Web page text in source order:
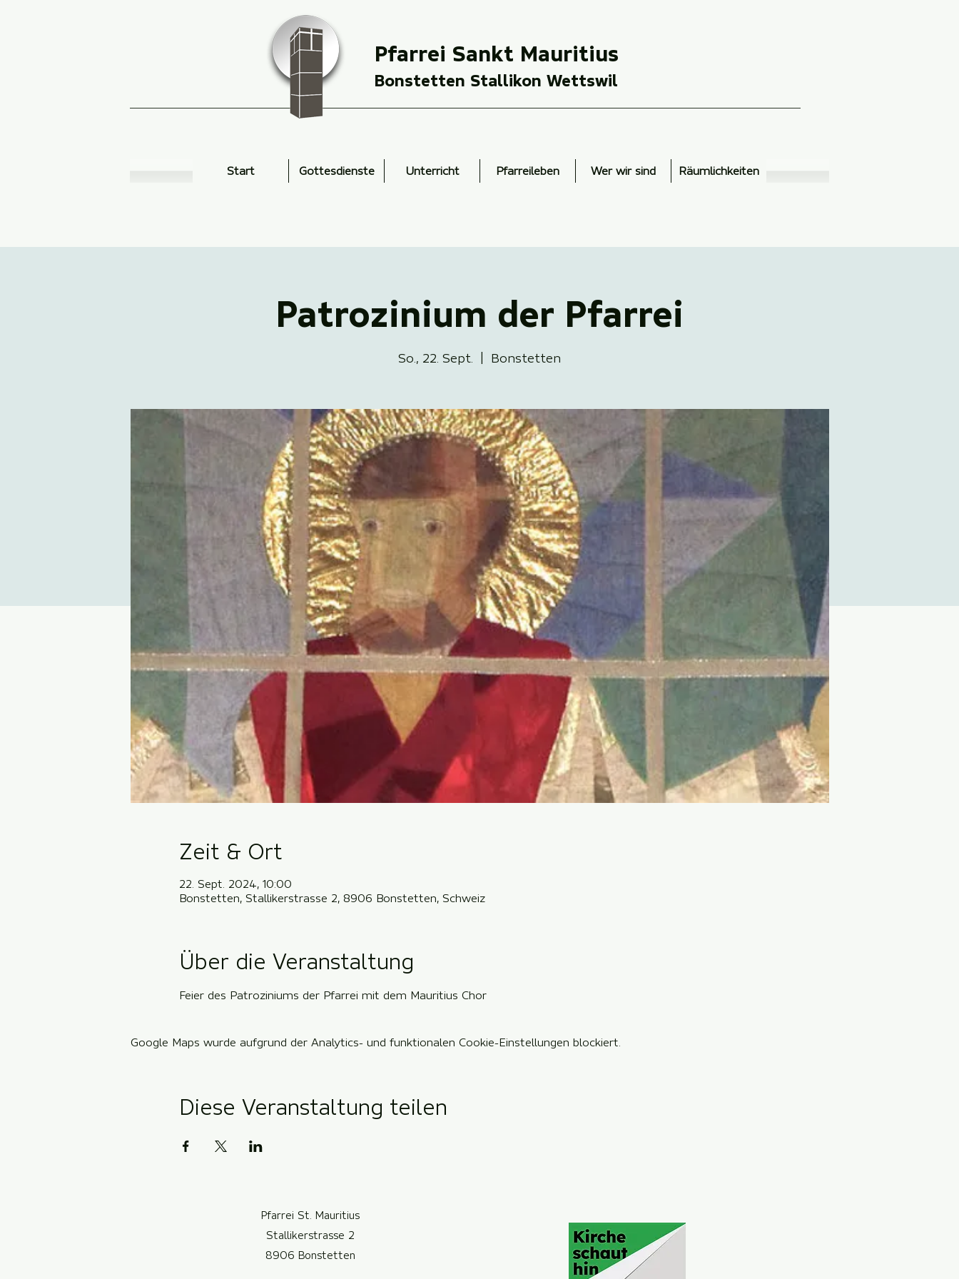
Pfarrei Sankt Mauritius
Bonstetten Stallikon Wettswil
Start Gottesdienste Unterricht Pfarreileben Wer wir sind Räumlichkeiten
Patrozinium der Pfarrei
So., 22. Sept. Bonstetten
Zeit & Ort
22. Sept. 2024, 10:00
Bonstetten, Stallikerstrasse 2, 8906 Bonstetten, Schweiz
Über die Veranstaltung
Feier des Patroziniums der Pfarrei mit dem Mauritius Chor
Google Maps wurde aufgrund der Analytics- und funktionalen Cookie-Einstellungen blockiert.
Diese Veranstaltung teilen
Pfarrei St. Mauritius
Stallikerstrasse 2
8906 Bonstetten